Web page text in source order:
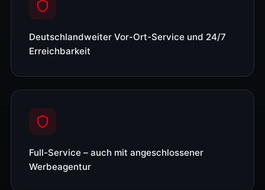
Deutschlandweiter Vor-Ort-Service und 24/7
Erreichbarkeit
Full-Service – auch mit angeschlossener
Werbeagentur